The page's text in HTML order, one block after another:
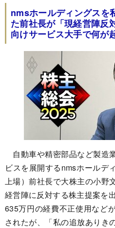
nmsホールディングスを
た前社長が「現経営陣反
向けサービス大手で何が
自動車や精密部品など製造
ビスを展開するnmsホールデ
上場）前社長で大株主の小野
経営陣に反対する株主提案を
635万円の経費不正使用など
されたが、「私の追放ありき